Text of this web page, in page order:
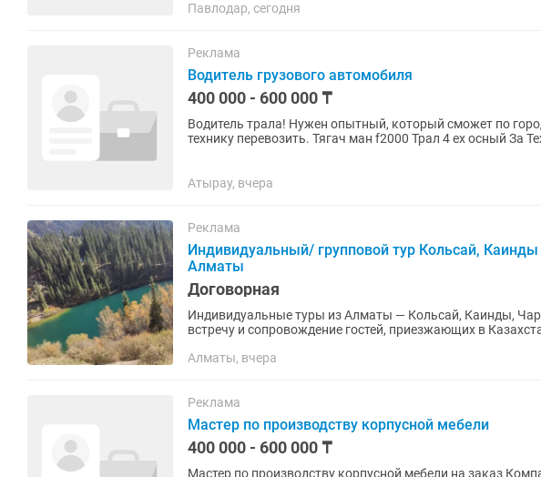
Павлодар, сегодня
Реклама
Водитель грузового автомобиля
400 000 - 600 000 ₸
Водитель трала! Нужен опытный, который сможет по
технику перевозить. Тягач ман f2000 Трал 4 ех осный За Техникой нужно регулярно ухаживать,
Атырау, вчера
Реклама
Индивидуальный/ групповой тур Кольсай,
Алматы
Договорная
Индивидуальные туры из Алматы — Кольсай, Каинды,
встречу и сопровождение гостей, приезжающих в
Алматы, вчера
Реклама
Мастер по производству корпусной мебели
400 000 - 600 000 ₸
Мастер по производству корпусной мебели на заказ Компания Shkaffnur (20 лет на рынке)